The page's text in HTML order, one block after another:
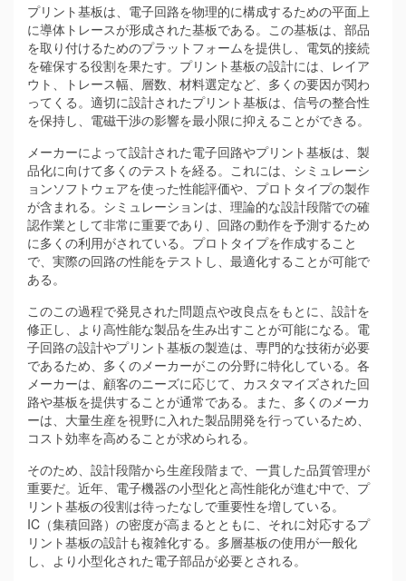
プリント基板は、電子回路を物理的に構成するための平面上
に導体トレースが形成された基板である。この基板は、部品
を取り付けるためのプラットフォームを提供し、電気的接続
を確保する役割を果たす。プリント基板の設計には、レイア
ウト、トレース幅、層数、材料選定など、多くの要因が関わ
ってくる。適切に設計されたプリント基板は、信号の整合性
を保持し、電磁干渉の影響を最小限に抑えることができる。
メーカーによって設計された電子回路やプリント基板は、製
品化に向けて多くのテストを経る。これには、シミュレーシ
ョンソフトウェアを使った性能評価や、プロトタイプの製作
が含まれる。シミュレーションは、理論的な設計段階での確
認作業として非常に重要であり、回路の動作を予測するため
に多くの利用がされている。プロトタイプを作成すること
で、実際の回路の性能をテストし、最適化することが可能で
ある。
このこの過程で発見された問題点や改良点をもとに、設計を
修正し、より高性能な製品を生み出すことが可能になる。電
子回路の設計やプリント基板の製造は、専門的な技術が必要
であるため、多くのメーカーがこの分野に特化している。各
メーカーは、顧客のニーズに応じて、カスタマイズされた回
路や基板を提供することが通常である。また、多くのメーカ
ーは、大量生産を視野に入れた製品開発を行っているため、
コスト効率を高めることが求められる。
そのため、設計段階から生産段階まで、一貫した品質管理が
重要だ。近年、電子機器の小型化と高性能化が進む中で、プ
リント基板の役割は待ったなしで重要性を増している。
IC（集積回路）の密度が高まるとともに、それに対応するプ
リント基板の設計も複雑化する。多層基板の使用が一般化
し、より小型化された電子部品が必要とされる。